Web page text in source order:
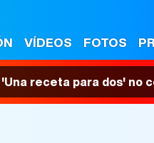
VÍDEOS FOTOS
'Una receta para dos' no